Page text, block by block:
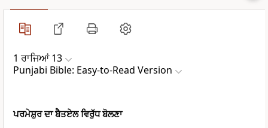
1 ਰਾਜਿਆਂ 13
Punjabi Bible: Easy-to-Read Version
ਪਰਮੇਸ਼ੁਰ ਦਾ ਬੈਤਏਲ ਵਿਰੁੱਧ ਬੋਲਣਾ